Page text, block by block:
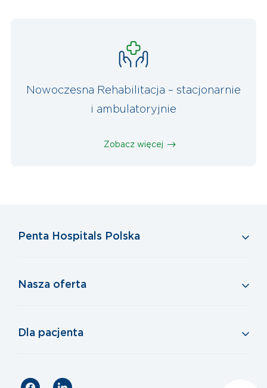
Nowoczesna Rehabilitacja – stacjonarnie
i ambulatoryjnie
Zobacz więcej
Penta Hospitals Polska
Nasza oferta
Dla pacjenta